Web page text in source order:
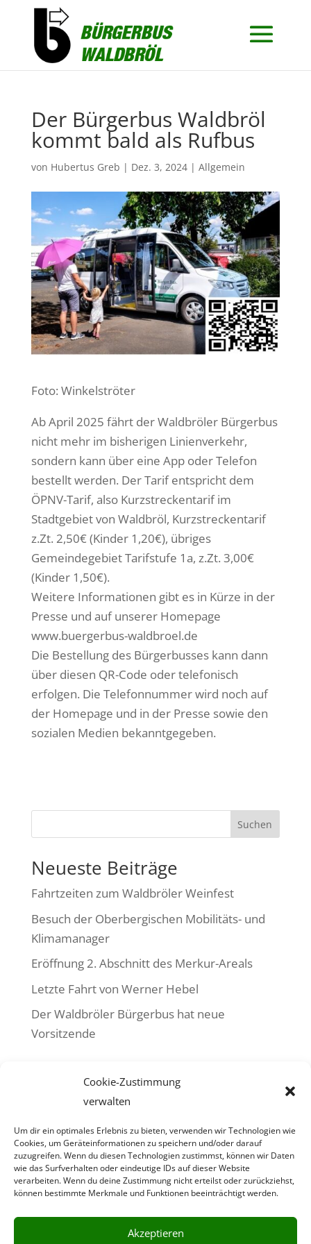
Cookie-Zustimmung
verwalten
Um dir ein optimales Erlebnis zu bieten, verwenden wir Technologien wie
Cookies, um Geräteinformationen zu speichern und/oder darauf
zuzugreifen. Wenn du diesen Technologien zustimmst, können wir Daten
wie das Surfverhalten oder eindeutige IDs auf dieser Website
verarbeiten. Wenn du deine Zustimmung nicht erteilst oder zurückziehst,
können bestimmte Merkmale und Funktionen beeinträchtigt werden.
Akzeptieren
Der Bürgerbus Waldbröl
kommt bald als Rufbus
von Hubertus Greb | Dez. 3, 2024| Allgemein
Foto: Winkelströter
Ab April 2025 fährt der Waldbröler Bürgerbus
nicht mehr im bisherigen Linienverkehr,
sondern kann über eine App oder Telefon
bestellt werden. Der Tarif entspricht dem
ÖPNV-Tarif, also Kurzstreckentarif im
Stadtgebiet von Waldbröl, Kurzstreckentarif
z.Zt. 2,50€ (Kinder 1,20€), übriges
Gemeindegebiet Tarifstufe 1a, z.Zt. 3,00€
(Kinder 1,50€).
Weitere Informationen gibt es in Kürze in der
Presse und auf unserer Homepage
www.buergerbus-waldbroel.de
Die Bestellung des Bürgerbusses kann dann
über diesen QR-Code oder telefonisch
erfolgen. Die Telefonnummer wird noch auf
der Homepage und in der Presse sowie den
sozialen Medien bekanntgegeben.
Suchen
Neueste Beiträge
Fahrtzeiten zum Waldbröler Weinfest
Besuch der Oberbergischen Mobilitäts- und
Klimamanager
Eröffnung 2. Abschnitt des Merkur-Areals
Letzte Fahrt von Werner Hebel
Der Waldbröler Bürgerbus hat neue
Vorsitzende
Neueste Kommentare
Es sind keine Kommentare vorhanden.
Bürgerbusverein Waldbröl e. V.
Heidbergweg 32 · 51545 Waldbröl
Herbert Greb, Detlef Baldamus